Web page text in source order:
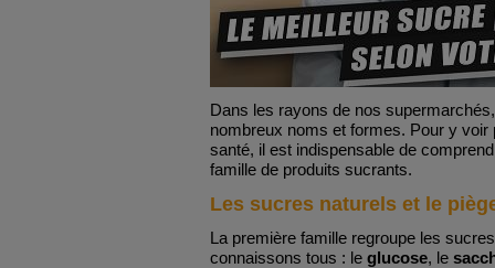
Dans les rayons de nos
nombreux noms et formes. Pour y
santé, il est indispensable de
famille de produits sucrants.
Les sucres naturels et le
La première famille regroupe les
connaissons tous : le glucose, le